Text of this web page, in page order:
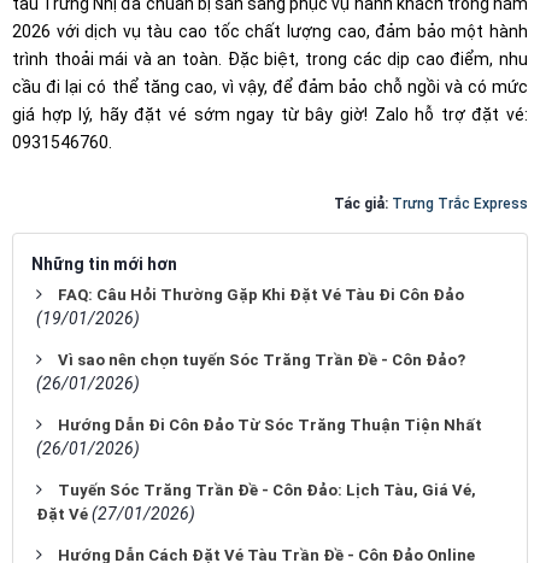
2026 với dịch vụ tàu cao tốc chất lượng cao, đảm bảo một hành
trình thoải mái và an toàn. Đặc biệt, trong các dịp cao điểm, nhu
cầu đi lại có thể tăng cao, vì vậy, để đảm bảo chỗ ngồi và có mức
giá hợp lý, hãy đặt vé sớm ngay từ bây giờ! Zalo hỗ trợ đặt vé:
0931546760.
Tác giả: Trưng Trắc Express
Những tin mới hơn
FAQ: Câu Hỏi Thường Gặp Khi Đặt Vé Tàu Đi Côn Đảo
(19/01/2026)
Vì sao nên chọn tuyến Sóc Trăng Trần Đề - Côn Đảo?
(26/01/2026)
Hướng Dẫn Đi Côn Đảo Từ Sóc Trăng Thuận Tiện Nhất
(26/01/2026)
Tuyến Sóc Trăng Trần Đề - Côn Đảo: Lịch Tàu, Giá Vé,
Đặt Vé (27/01/2026)
Hướng Dẫn Cách Đặt Vé Tàu Trần Đề - Côn Đảo Online